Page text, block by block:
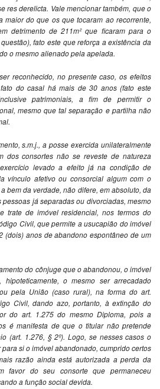
res derelicta. Vale mencionar também, que o
maior do que os que tocaram ao recorrente,
detrimento de 211m² que ficaram para o
fato este que reforça a existência da
o mesmo alienado pela apelada.
reconhecido, no presente caso, os efeitos
do casal há mais de 30 anos (fato este
patrimoniais, a fim de permitir o
mesmo que tal separação e partilha não
s.m.j., a posse exercida unilateralmente
dos consortes não se reveste de natureza
levado a efeito já na condição de
vínculo afetivo ou consorcial algum com o
bem da verdade, não difere, em absoluto, da
já separadas ou divorciadas, mesmo
trate de imóvel residencial, nos termos do
Civil, que permite a usucapião do imóvel
(dois) anos de abandono espontâneo de um
do cônjuge que o abandonou, o imóvel
hipoteticamente, o mesmo ser arrecadado
pela União (caso rural), na forma do art.
Civil, dando azo, portanto, à extinção do
do art. 1.275 do mesmo Diploma, pois a
é manifesta de que o titular não pretende
(art. 1.276, § 2º). Logo, se nesses casos o
si o imóvel abandonado, cumprido certos
razão ainda está autorizada a perda da
favor do seu consorte que permaneceu
a função social devida.